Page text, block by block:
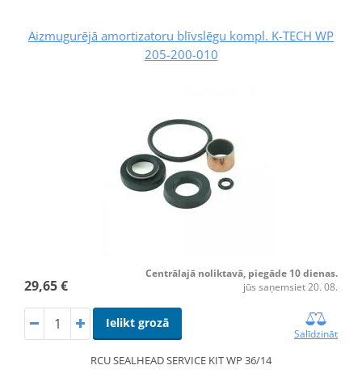
Aizmugurējā amortizatoru blīvslēgu kompl. K-TECH WP
205-200-010
29,65 €
Centrālajā noliktavā, piegāde 10 dienas.
jūs saņemsiet 20. 08.
Ielikt grozā
Salīdzināt
RCU SEALHEAD SERVICE KIT WP 36/14